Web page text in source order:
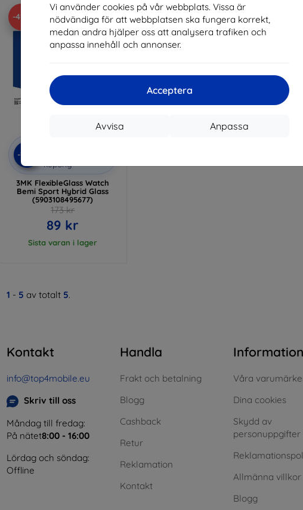
Vi använder cookies på vår webbplats. Vissa är
nödvändiga för att webbplatsen ska fungera korrekt,
medan andra hjälper oss att analysera trafiken och
anpassa innehåll och annonser.
Acceptera
Anpassa
Avvisa
-49%
-10%
kupong
3MK FlexibleGlass Watch
Bemi Sport Hybrid Glass
(5903108495677)
173 kr
89 kr
Sista varan i lager
1 - 5 av totalt 5.
Kontakt
info@top4mobile.eu
Skriv till oss
Måndag till fredag:
På nätet8:00 - 16:00
Lördag och söndag:
Offline
Handla
Frakt och betalning
Blogg
Cashback
Retur
Reklamation
Kontakt
Information
Våra
Dina cookies
Skydd av
personuppgifter
Allmänna villkor
Blogg